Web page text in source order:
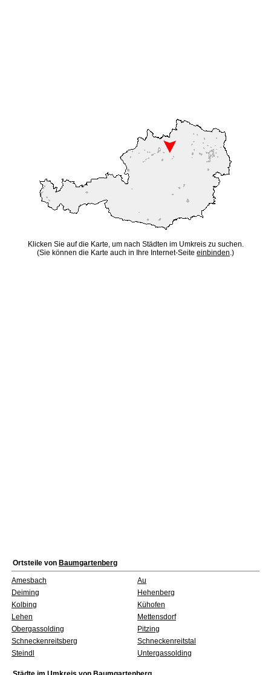
Klicken Sie auf die Karte, um nach Städten im Umkreis zu suchen.
(Sie können die Karte auch in Ihre Internet-Seite einbinden.)
Ortsteile von Baumgartenberg
Amesbach
Au
Deiming
Hehenberg
Kolbing
Kühofen
Lehen
Mettensdorf
Obergassolding
Pitzing
Schneckenreitsberg
Schneckenreitstal
Steindl
Untergassolding